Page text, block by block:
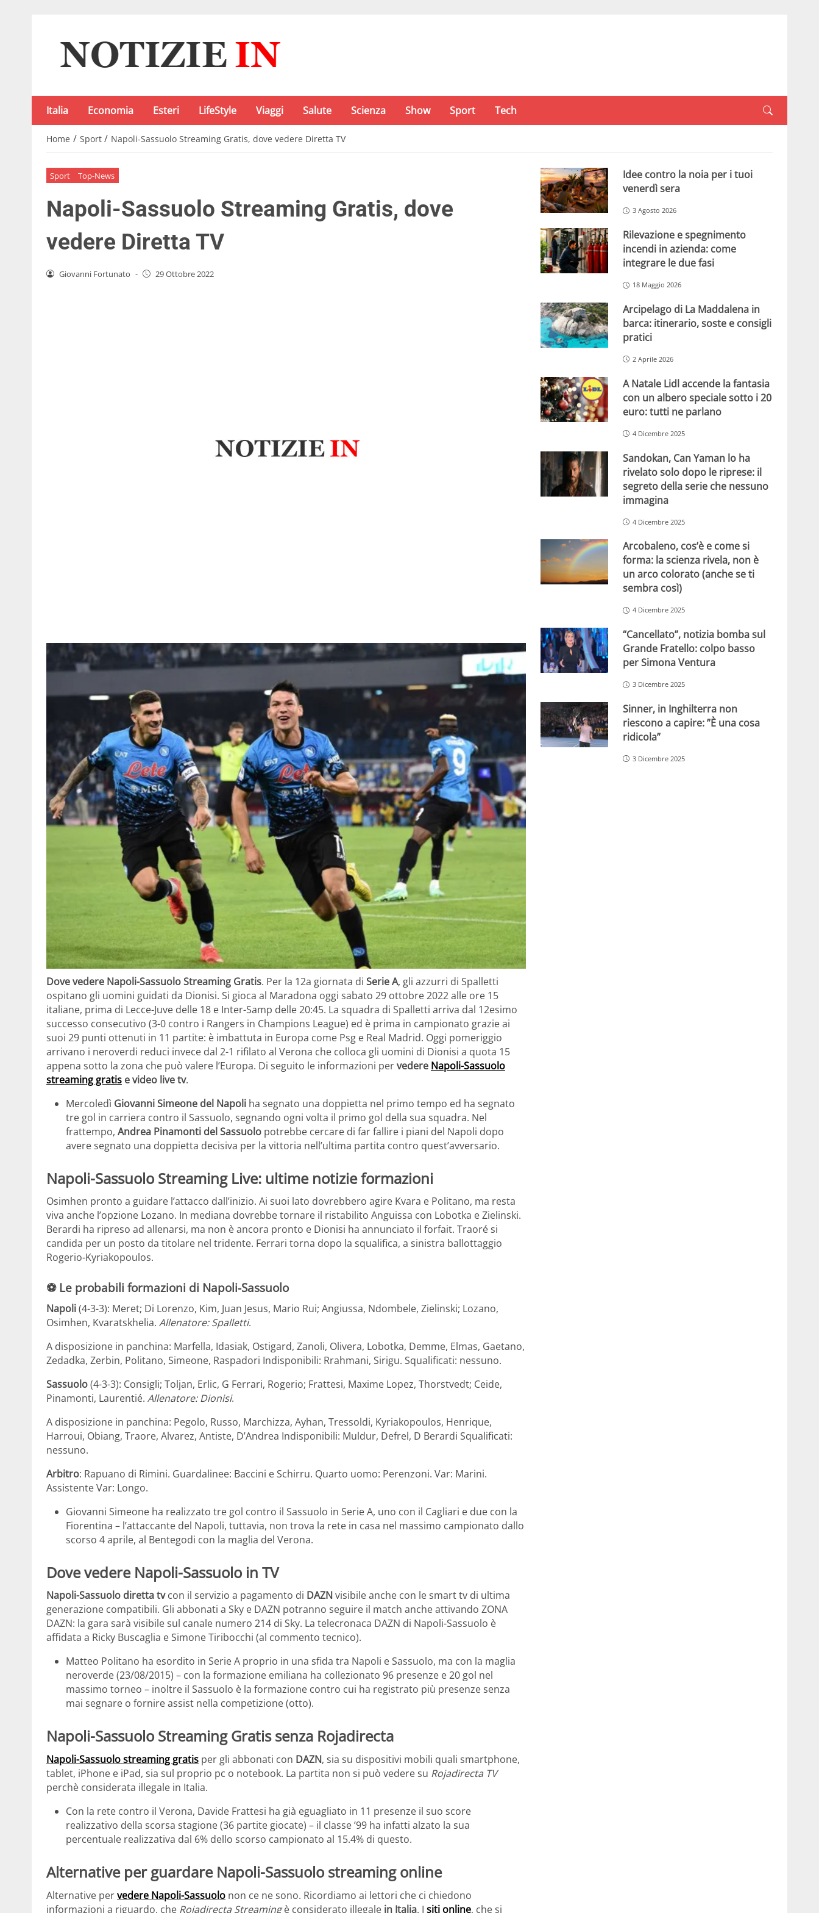
Italia Economia Esteri LifeStyle Viaggi Salute Scienza Show Sport Tech
Home / Sport / Napoli-Sassuolo Streaming Gratis, dove vedere Diretta TV
Sport Top-News
Napoli-Sassuolo Streaming Gratis, dove
vedere Diretta TV
Giovanni Fortunato - 29 Ottobre 2022
Dove vedere Napoli-Sassuolo Streaming Gratis. Per la 12a giornata di Serie A, gli azzurri di Spalletti
ospitano gli uomini guidati da Dionisi. Si gioca al Maradona oggi sabato 29 ottobre 2022 alle ore 15
italiane, prima di Lecce-Juve delle 18 e Inter-Samp delle 20:45. La squadra di Spalletti arriva dal 12esimo
successo consecutivo (3-0 contro i Rangers in Champions League) ed è prima in campionato grazie ai
suoi 29 punti ottenuti in 11 partite: è imbattuta in Europa come Psg e Real Madrid. Oggi pomeriggio
arrivano i neroverdi reduci invece dal 2-1 rifilato al Verona che colloca gli uomini di Dionisi a quota 15
appena sotto la zona che può valere l’Europa. Di seguito le informazioni pervedere Napoli-Sassuolo
streaming gratis e video live tv.
Mercoledì Giovanni Simeone del Napoli ha segnato una doppietta nel primo tempo ed ha segnato
tre gol in carriera contro il Sassuolo, segnando ogni volta il primo gol della sua squadra. Nel
frattempo, Andrea Pinamonti del Sassuolo potrebbe cercare di far fallire i piani del Napoli dopo
avere segnato una doppietta decisiva per la vittoria nell’ultima partita contro quest’avversario.
Napoli-Sassuolo Streaming Live: ultime notizie formazioni
Osimhen pronto a guidare l’attacco dall’inizio. Ai suoi lato dovrebbero agire Kvara e Politano, ma resta
viva anche l’opzione Lozano. In mediana dovrebbe tornare il ristabilito Anguissa con Lobotka e Zielinski.
Berardi ha ripreso ad allenarsi, ma non è ancora pronto e Dionisi ha annunciato il forfait. Traoré si
candida per un posto da titolare nel tridente. Ferrari torna dopo la squalifica, a sinistra ballottaggio
Rogerio-Kyriakopoulos.
⚽ Le probabili formazioni di Napoli-Sassuolo
Napoli(4-3-3): Meret; Di Lorenzo, Kim, Juan Jesus, Mario Rui; Angiussa, Ndombele, Zielinski; Lozano,
Osimhen, Kvaratskhelia. Allenatore: Spalletti.
A disposizione in panchina: Marfella, Idasiak, Ostigard, Zanoli, Olivera, Lobotka, Demme, Elmas, Gaetano,
Zedadka, Zerbin, Politano, Simeone, Raspadori Indisponibili: Rrahmani, Sirigu. Squalificati: nessuno.
Sassuolo(4-3-3): Consigli; Toljan, Erlic, G Ferrari, Rogerio; Frattesi, Maxime Lopez, Thorstvedt; Ceide,
Pinamonti, Laurentié. Allenatore: Dionisi.
A disposizione in panchina: Pegolo, Russo, Marchizza, Ayhan, Tressoldi, Kyriakopoulos, Henrique,
Harroui, Obiang, Traore, Alvarez, Antiste, D’Andrea Indisponibili: Muldur, Defrel, D Berardi Squalificati:
nessuno.
Arbitro: Rapuano di Rimini. Guardalinee: Baccini e Schirru. Quarto uomo: Perenzoni. Var: Marini.
Assistente Var: Longo.
Giovanni Simeone ha realizzato tre gol contro il Sassuolo in Serie A, uno con il Cagliari e due con la
Fiorentina – l’attaccante del Napoli, tuttavia, non trova la rete in casa nel massimo campionato dallo
scorso 4 aprile, al Bentegodi con la maglia del Verona.
Dove vedere Napoli-Sassuolo in TV
Napoli-Sassuolo diretta tvcon il servizio a pagamento di DAZNvisibile anche con le smart tv di ultima
generazione compatibili. Gli abbonati a Sky e DAZN potranno seguire il match anche attivando ZONA
DAZN: la gara sarà visibile sul canale numero 214 di Sky. La telecronaca DAZN di Napoli-Sassuolo è
affidata a Ricky Buscaglia e Simone Tiribocchi (al commento tecnico).
Matteo Politano ha esordito in Serie A proprio in una sfida tra Napoli e Sassuolo, ma con la maglia
neroverde (23/08/2015) – con la formazione emiliana ha collezionato 96 presenze e 20 gol nel
massimo torneo – inoltre il Sassuolo è la formazione contro cui ha registrato più presenze senza
mai segnare o fornire assist nella competizione (otto).
Napoli-Sassuolo Streaming Gratis senza Rojadirecta
Napoli-Sassuolostreaming gratis per gli abbonati con DAZN, sia su dispositivi mobili quali smartphone,
tablet, iPhone e iPad, sia sul proprio pc o notebook. La partita non si può vedere su Rojadirecta TV
perchè considerata illegale in Italia.
Con la rete contro il Verona, Davide Frattesi ha già eguagliato in 11 presenze il suo score
realizzativo della scorsa stagione (36 partite giocate) – il classe ’99 ha infatti alzato la sua
percentuale realizzativa dal 6% dello scorso campionato al 15.4% di questo.
Alternative per guardare Napoli-Sassuolo streaming online
Alternative pervedere Napoli-Sassuolo non ce ne sono. Ricordiamo ai lettori che ci chiedono
informazioni a riguardo, che Rojadirecta Streamingè considerato illegale in Italia. I siti online, che si
Idee contro la noia per i tuoi
venerdì sera
3 Agosto 2026
Rilevazione e spegnimento
incendi in azienda: come
integrare le due fasi
18 Maggio 2026
Arcipelago di La Maddalena in
barca: itinerario, soste e consigli
pratici
2 Aprile 2026
A Natale Lidl accende la fantasia
con un albero speciale sotto i 20
euro: tutti ne parlano
4 Dicembre 2025
Sandokan, Can Yaman lo ha
rivelato solo dopo le riprese: il
segreto della serie che nessuno
immagina
4 Dicembre 2025
Arcobaleno, cos’è e come si
forma: la scienza rivela, non è
un arco colorato (anche se ti
sembra così)
4 Dicembre 2025
“Cancellato”, notizia bomba sul
Grande Fratello: colpo basso
per Simona Ventura
3 Dicembre 2025
Sinner, in Inghilterra non
riescono a capire: ”È una cosa
ridicola”
3 Dicembre 2025